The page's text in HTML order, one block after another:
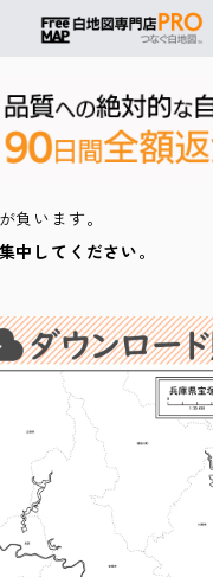
負います。
中してください。